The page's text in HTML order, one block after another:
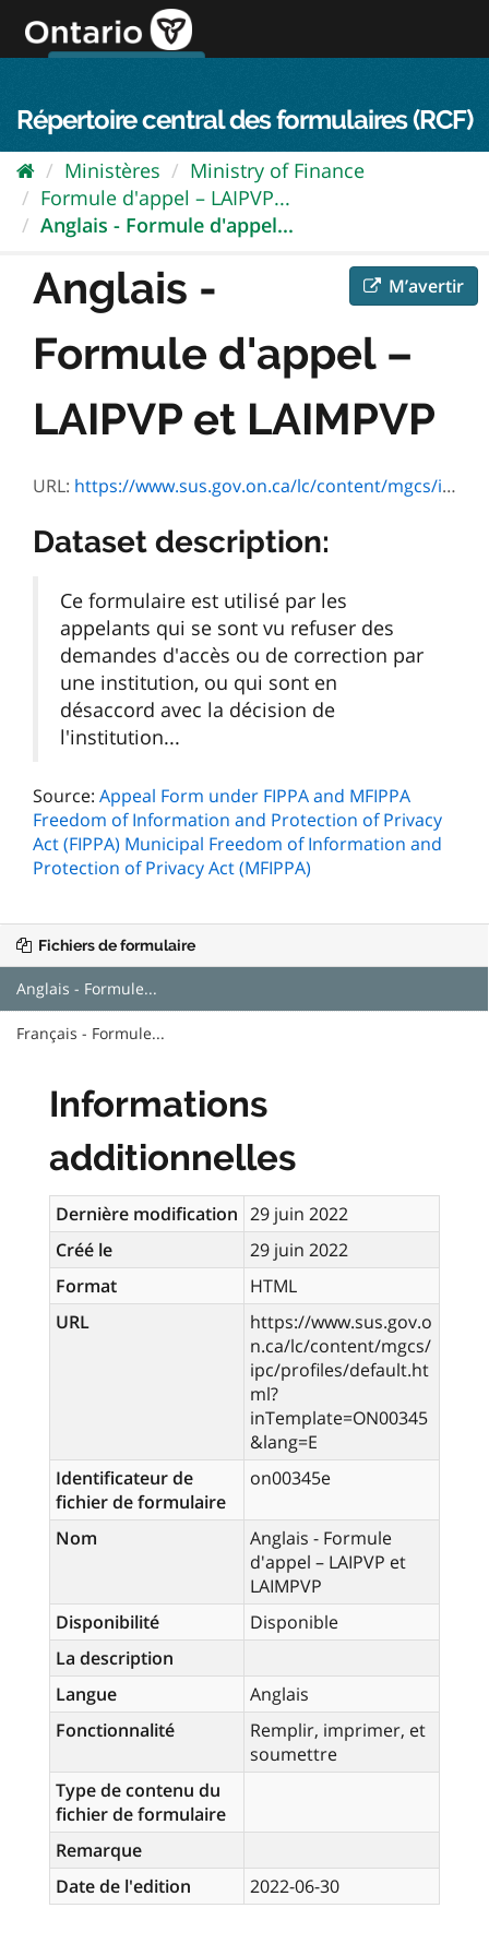
directement
au
Répertoire central des formulaires (RCF)
Ministères
Ministry of Finance
Formule d'appel – LAIPVP...
Anglais - Formule d'appel...
M’avertir
Anglais -
Formule d'appel –
LAIPVP et LAIMPVP
URL: https://www.sus.gov.on.ca/lc/content/mgcs/ipc/profiles/default.html?inTemplate=ON00345&lang=E
Dataset description:
Ce formulaire est utilisé par les
appelants qui se sont vu refuser des
demandes d'accès ou de correction par
une institution, ou qui sont en
désaccord avec la décision de
l'institution...
Source: Appeal Form under FIPPA and MFIPPA
Freedom of Information and Protection of Privacy
Act (FIPPA) Municipal Freedom of Information and
Protection of Privacy Act (MFIPPA)
Fichiers de formulaire
Anglais - Formule...
Français - Formule...
Informations
additionnelles
Dernière modification 29 juin 2022
Créé le
29 juin 2022
Format
HTML
URL
https://www.sus.gov.o
n.ca/lc/content/mgcs/
ipc/profiles/default.ht
ml?
inTemplate=ON00345
&lang=E
Identificateur de
fichier de formulaire
on00345e
Nom
Anglais - Formule
d'appel – LAIPVP et
LAIMPVP
Disponibilité
Disponible
La description
Langue
Anglais
Fonctionnalité
Remplir, imprimer, et
soumettre
Type de contenu du
fichier de formulaire
Remarque
Date de l'edition
2022-06-30